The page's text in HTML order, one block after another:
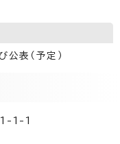
表（予定）
1-1